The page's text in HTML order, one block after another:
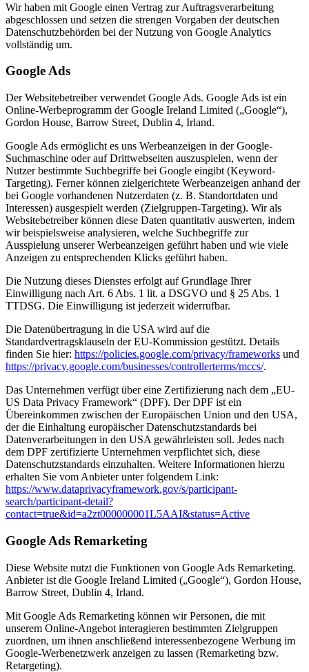
Wir haben mit Google einen Vertrag zur Auftragsverarbeitung
abgeschlossen und setzen die strengen Vorgaben der deutschen
Datenschutzbehörden bei der Nutzung von Google Analytics
vollständig um.
Google Ads
Der Websitebetreiber verwendet Google Ads. Google Ads ist ein
Online-Werbeprogramm der Google Ireland Limited („Google“),
Gordon House, Barrow Street, Dublin 4, Irland.
Google Ads ermöglicht es uns Werbeanzeigen in der Google-
Suchmaschine oder auf Drittwebseiten auszuspielen, wenn der
Nutzer bestimmte Suchbegriffe bei Google eingibt (Keyword-
Targeting). Ferner können zielgerichtete Werbeanzeigen anhand der
bei Google vorhandenen Nutzerdaten (z. B. Standortdaten und
Interessen) ausgespielt werden (Zielgruppen-Targeting). Wir als
Websitebetreiber können diese Daten quantitativ auswerten, indem
wir beispielsweise analysieren, welche Suchbegriffe zur
Ausspielung unserer Werbeanzeigen geführt haben und wie viele
Anzeigen zu entsprechenden Klicks geführt haben.
Die Nutzung dieses Dienstes erfolgt auf Grundlage Ihrer
Einwilligung nach Art. 6 Abs. 1 lit. a DSGVO und § 25 Abs. 1
TTDSG. Die Einwilligung ist jederzeit widerrufbar.
Die Datenübertragung in die USA wird auf die
Standardvertragsklauseln der EU-Kommission gestützt. Details
finden Sie hier: https://policies.google.com/privacy/frameworks und
https://privacy.google.com/businesses/controllerterms/mccs/.
Das Unternehmen verfügt über eine Zertifizierung nach dem „EU-
US Data Privacy Framework“ (DPF). Der DPF ist ein
Übereinkommen zwischen der Europäischen Union und den USA,
der die Einhaltung europäischer Datenschutzstandards bei
Datenverarbeitungen in den USA gewährleisten soll. Jedes nach
dem DPF zertifizierte Unternehmen verpflichtet sich, diese
Datenschutzstandards einzuhalten. Weitere Informationen hierzu
erhalten Sie vom Anbieter unter folgendem Link:
https://www.dataprivacyframework.gov/s/participant-
search/participant-detail?
contact=true&id=a2zt000000001L5AAI&status=Active
Google Ads Remarketing
Diese Website nutzt die Funktionen von Google Ads Remarketing.
Anbieter ist die Google Ireland Limited („Google“), Gordon House,
Barrow Street, Dublin 4, Irland.
Mit Google Ads Remarketing können wir Personen, die mit
unserem Online-Angebot interagieren bestimmten Zielgruppen
zuordnen, um ihnen anschließend interessenbezogene Werbung im
Google-Werbenetzwerk anzeigen zu lassen (Remarketing bzw.
Retargeting).